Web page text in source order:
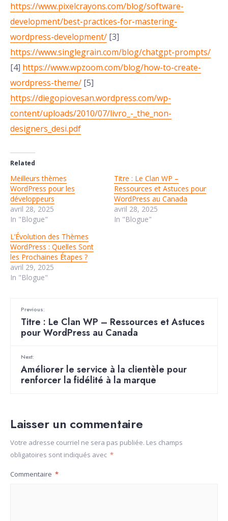
https://www.pixelcrayons.com/blog/software-
development/best-practices-for-mastering-
wordpress-development/ [3]
https://www.singlegrain.com/blog/chatgpt-prompts/
[4] https://www.wpzoom.com/blog/how-to-create-
wordpress-theme/ [5]
https://diegopiovesan.wordpress.com/wp-
content/uploads/2010/07/livro_-_the_non-
designers_desi.pdf
Related
Meilleurs thèmes
WordPress pour les
développeurs
avril 28, 2025
In "Blogue"
Titre : Le Clan WP –
Ressources et Astuces pour
WordPress au Canada
avril 28, 2025
In "Blogue"
L’Évolution des Thèmes
WordPress : Quelles Sont
les Prochaines Étapes ?
avril 29, 2025
In "Blogue"
Previous:
Titre : Le Clan WP – Ressources et Astuces
pour WordPress au Canada
Next:
Améliorer le service à la clientèle pour
renforcer la fidélité à la marque
Laisser un commentaire
Votre adresse courriel ne sera pas publiée. Les champs
obligatoires sont indiqués avec *
Commentaire *